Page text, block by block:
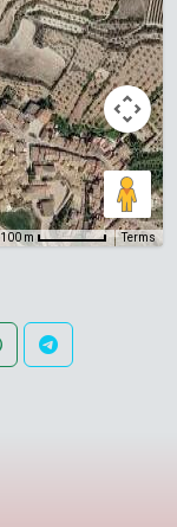
100 m Terms